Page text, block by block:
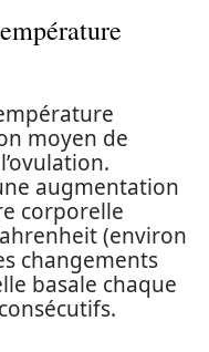
moyen de
augmentation
corporelle
(environ
changements
basale chaque